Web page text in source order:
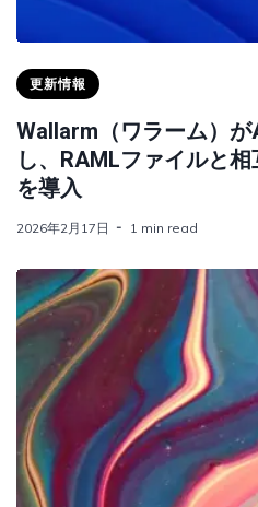
更新情報
Wallarm（ワラーム）
し、RAMLファイルと
を導入
2026年2月17日 1 min read